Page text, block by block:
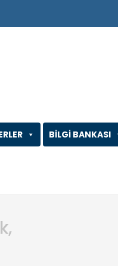
BİLGİ BANKASI